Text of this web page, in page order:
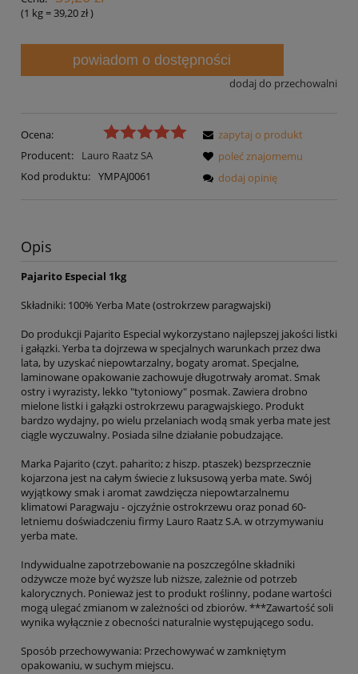
(1 kg=39,20 zł)
powiadom o dostępności
dodaj do przechowalni
Ocena:
Producent:
Lauro Raatz SA
Kod produktu: YMPAJ0061
zapytaj o produkt
poleć znajomemu
dodaj opinię
Opis
Pajarito Especial 1kg
Składniki: 100% Yerba Mate (ostrokrzew paragwajski)
Do produkcji Pajarito Especial wykorzystano najlepszej jakości listki
i gałązki. Yerba ta dojrzewa w specjalnych warunkach przez dwa
lata, by uzyskać niepowtarzalny, bogaty aromat. Specjalne,
laminowane opakowanie zachowuje długotrwały aromat. Smak
ostry i wyrazisty, lekko "tytoniowy" posmak. Zawiera drobno
mielone listki i gałązki ostrokrzewu paragwajskiego. Produkt
bardzo wydajny, po wielu przelaniach wodą smak yerba mate jest
ciągle wyczuwalny. Posiada silne działanie pobudzające.
Marka Pajarito (czyt. paharito; z hiszp. ptaszek) bezsprzecznie
kojarzona jest na całym świecie z luksusową yerba mate. Swój
wyjątkowy smak i aromat zawdzięcza niepowtarzalnemu
klimatowi Paragwaju - ojczyźnie ostrokrzewu oraz ponad 60-
letniemu doświadczeniu firmy Lauro Raatz S.A. w otrzymywaniu
yerba mate.
Indywidualne zapotrzebowanie na poszczególne składniki
odżywcze może być wyższe lub niższe, zależnie od potrzeb
kalorycznych. Ponieważ jest to produkt roślinny, podane wartości
mogą ulegać zmianom w zależności od zbiorów. ***Zawartość soli
wynika wyłącznie z obecności naturalnie występującego sodu.
Sposób przechowywania: Przechowywać w zamkniętym
opakowaniu, w suchym miejscu.